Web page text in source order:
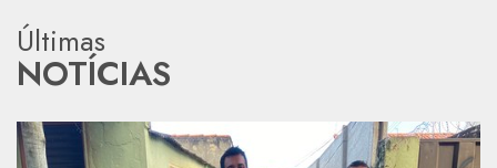
Últimas
NOTÍCIAS